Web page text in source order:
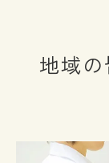
地域